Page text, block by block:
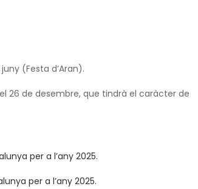
(Festa d’Aran).
26 de desembre, que tindrà el caràcter de
per a l’any 2025.
per a l’any 2025.